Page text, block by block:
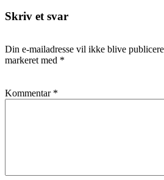
Skriv et svar
Din e-mailadresse vil ikke blive
markeret med *
Kommentar *